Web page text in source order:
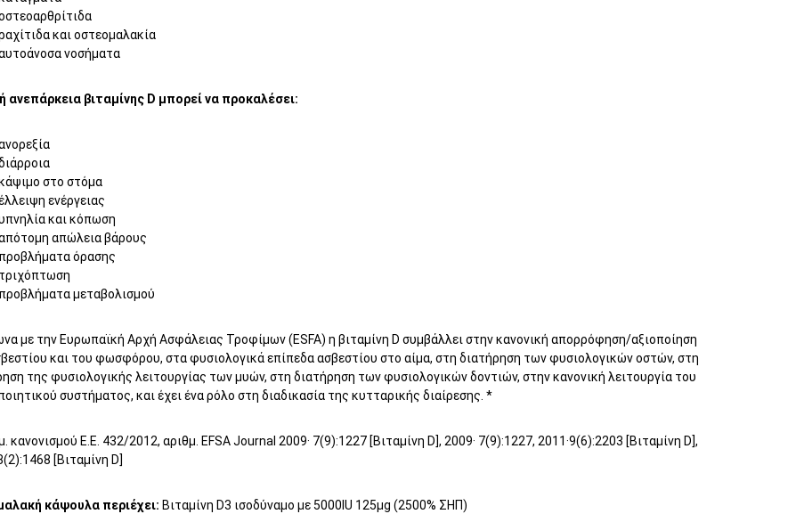
και οστεομαλακία
νοσήματα
ανεπάρκεια βιταμίνης D μπορεί να προκαλέσει:
στο στόμα
ενέργειας
και κόπωση
απώλεια βάρους
προβλήματα όρασης
τριχόπτωση
προβλήματα μεταβολισμού
με την Ευρωπαϊκή Αρχή Ασφάλειας Τροφίμων (ESFA) η βιταμίνη D συμβάλλει στην κανονική απορρόφηση/αξιοποίηση
και του φωσφόρου, στα φυσιολογικά επίπεδα ασβεστίου στο αίμα, στη διατήρηση των φυσιολογικών οστών, στη
της φυσιολογικής λειτουργίας των μυών, στη διατήρηση των φυσιολογικών δοντιών, στην κανονική λειτουργία του
συστήματος, και έχει ένα ρόλο στη διαδικασία της κυτταρικής διαίρεσης. *
κανονισμού Ε.Ε. 432/2012, αριθμ. EFSA Journal 2009· 7(9):1227 [Βιταμίνη D], 2009· 7(9):1227, 2011·9(6):2203 [Βιταμίνη D],
[Βιταμίνη D]
κάψουλα περιέχει: Βιταμίνη D3 ισοδύναμο με 5000IU 125μg (2500% ΣΗΠ)